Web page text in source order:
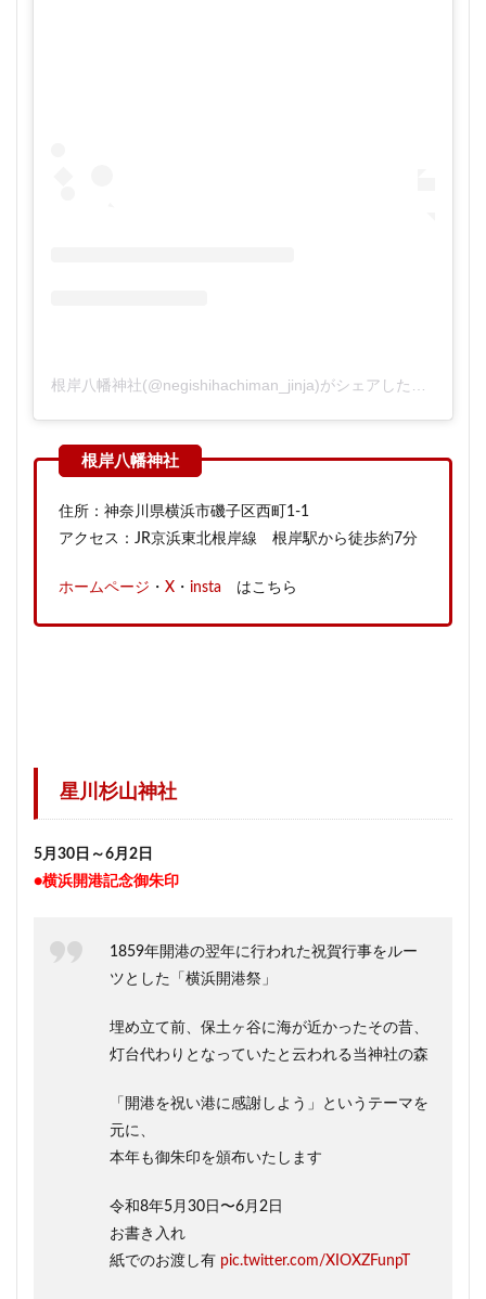
住所：神奈川県横浜市磯子区西町1-1
アクセス：JR京浜東北根岸線 根岸駅から徒歩約7分
ホームページ ・ X ・ insta はこちら
星川杉山神社
5月30日～6月2日
●横浜開港記念御朱印
1859年開港の翌年に行われた祝賀行事をルー
ツとした「横浜開港祭」
埋め立て前、保土ヶ谷に海が近かったその昔、
灯台代わりとなっていたと云われる当神社の森
「開港を祝い港に感謝しよう」というテーマを
元に、
本年も御朱印を頒布いたします
令和8年5月30日〜6月2日
お書き入れ
紙でのお渡し有 pic.twitter.com/XIOXZFunpT